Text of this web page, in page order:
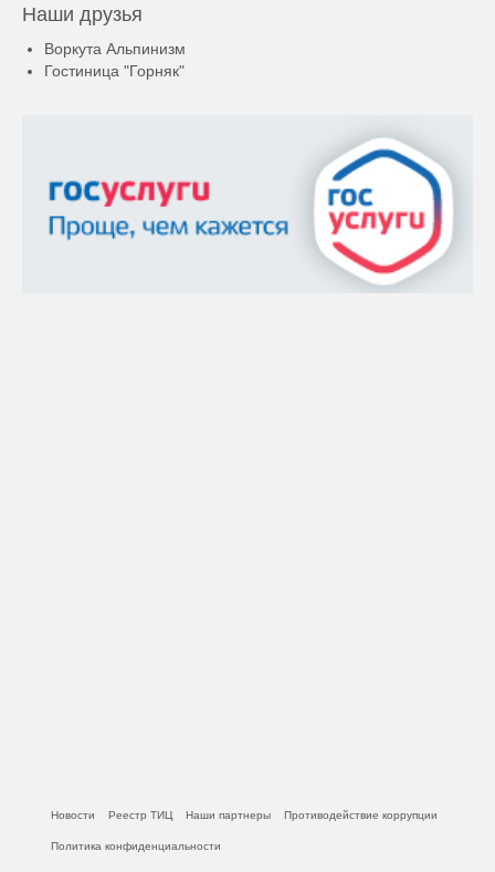
Наши друзья
Воркута Альпинизм
Гостиница "Горняк"
Новости Реестр ТИЦ Наши партнеры Противодействие коррупции
Политика конфиденциальности